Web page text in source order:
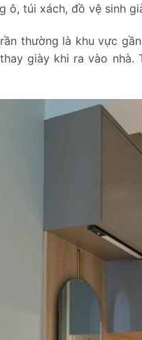
ô, túi xách, đồ vệ sinh
thường là khu vực
giày khi ra vào